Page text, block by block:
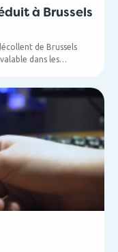
à Brussels
de Brussels
dans les